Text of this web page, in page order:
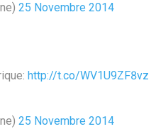
25 Novembre 2014
http://t.co/WV1U9ZF8vz
25 Novembre 2014